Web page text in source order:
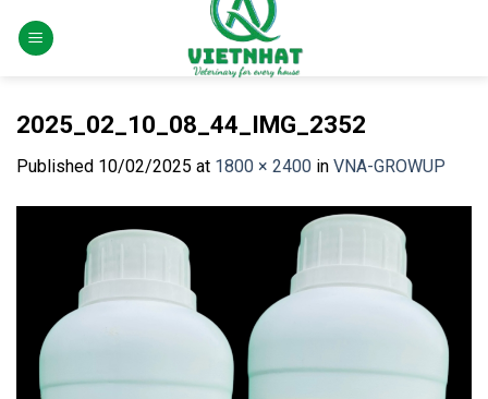
2025_02_10_08_44_IMG_2352
Published 10/02/2025 at 1800 × 2400 in VNA-GROWUP